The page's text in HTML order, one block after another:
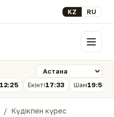
Select your
KZ RU
Мәзір
12:25 Екінті17:33 Шам19:53
Күдікпен күрес